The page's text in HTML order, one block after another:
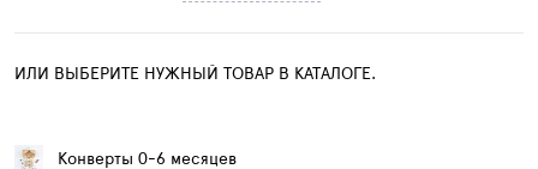
ИЛИ ВЫБЕРИТЕ НУЖНЫЙ ТОВАР В КАТАЛОГЕ.
Конверты 0-6 месяцев